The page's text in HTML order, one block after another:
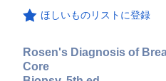
ほしいものリストに登録
Rosen's Diagnosis of
Core